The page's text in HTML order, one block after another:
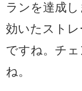
ランを達成
効いたスト
ですね。チ
ね。